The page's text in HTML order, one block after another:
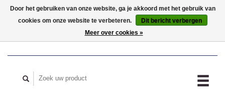
MIJN ACCOUNT
Door het gebruiken van onze website, ga je akkoord met het gebruik van
cookies om onze website te verbeteren.
Dit bericht verbergen
Meer over cookies »